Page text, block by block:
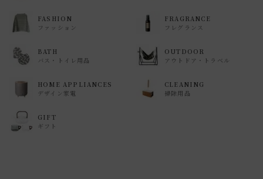
FASHION
ファッション
FRAGRANCE
フレグランス
BATH
バス・トイレ用品
OUTDOOR
アウトドア・トラベル
HOME APPLIANCES
デザイン家電
CLEANING
掃除用品
GIFT
ギフト